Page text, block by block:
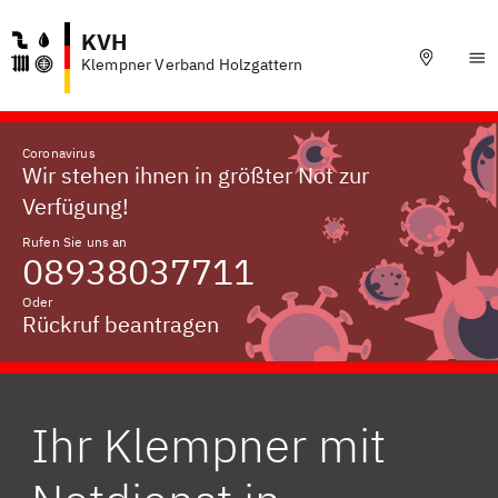
KVH
Klempner Verband Holzgattern
Coronavirus
Wir stehen ihnen in größter Not zur
Verfügung!
Rufen Sie uns an
08938037711
Oder
Rückruf beantragen
Ihr Klempner mit